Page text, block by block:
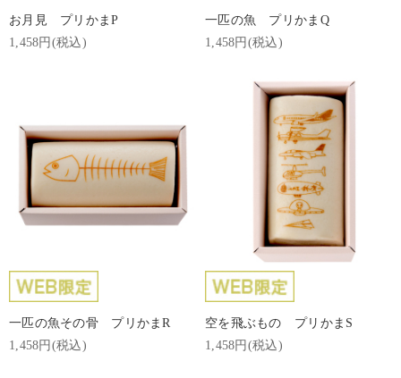
お月見 プリかまP
1,458円(税込)
一匹の魚 プリかまQ
1,458円(税込)
一匹の魚その骨 プリかまR
1,458円(税込)
空を飛ぶもの プリかまS
1,458円(税込)